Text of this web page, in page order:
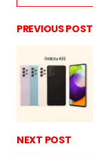
PREVIOUS POST
NEXT POST